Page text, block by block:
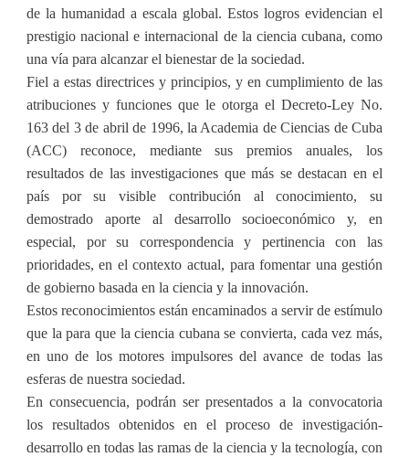
de la humanidad a escala global. Estos logros evidencian el
prestigio nacional e internacional de la ciencia cubana, como
una vía para alcanzar el bienestar de la sociedad.
Fiel a estas directrices y principios, y en cumplimiento de las
atribuciones y funciones que le otorga el Decreto-Ley No.
163 del 3 de abril de 1996, la Academia de Ciencias de Cuba
(ACC) reconoce, mediante sus premios anuales, los
resultados de las investigaciones que más se destacan en el
país por su visible contribución al conocimiento, su
demostrado aporte al desarrollo socioeconómico y, en
especial, por su correspondencia y pertinencia con las
prioridades, en el contexto actual, para fomentar una gestión
de gobierno basada en la ciencia y la innovación.
Estos reconocimientos están encaminados a servir de estímulo
que la para que la ciencia cubana se convierta, cada vez más,
en uno de los motores impulsores del avance de todas las
esferas de nuestra sociedad.
En consecuencia, podrán ser presentados a la convocatoria
los resultados obtenidos en el proceso de investigación-
desarrollo en todas las ramas de la ciencia y la tecnología, con